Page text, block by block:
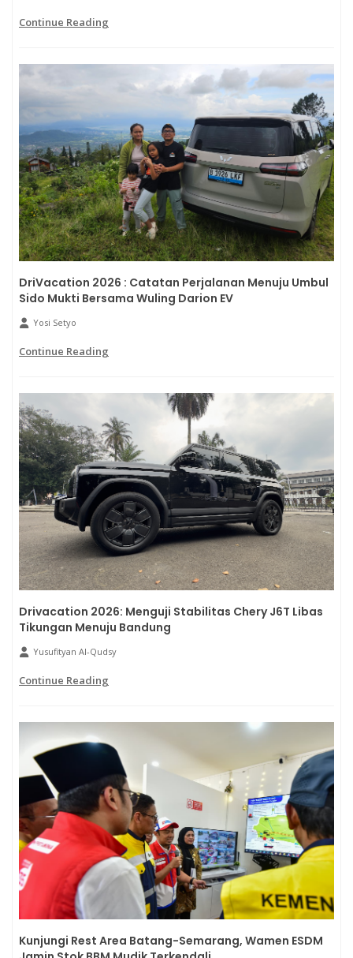
Continue Reading
DriVacation 2026 : Catatan Perjalanan Menuju Umbul
Sido Mukti Bersama Wuling Darion EV
Yosi Setyo
Continue Reading
Drivacation 2026: Menguji Stabilitas Chery J6T Libas
Tikungan Menuju Bandung
Yusufityan Al-Qudsy
Continue Reading
Kunjungi Rest Area Batang-Semarang, Wamen ESDM